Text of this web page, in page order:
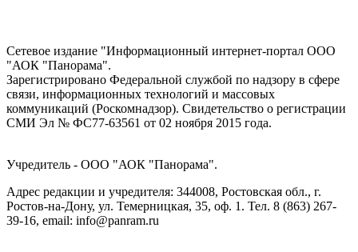
Сетевое издание "Информационный интернет-портал ООО
"АОК "Панорама".
Зарегистрировано Федеральной службой по надзору в сфере
связи, информационных технологий и массовых
коммуникаций (Роскомнадзор). Cвидетельство о регистрации
СМИ Эл № ФС77-63561 от 02 ноября 2015 года.
Учредитель - ООО "АОК "Панорама".
Адрес редакции и учредителя: 344008, Ростовская обл., г.
Ростов-на-Дону, ул. Темерницкая, 35, оф. 1. Тел. 8 (863) 267-
39-16, email: info@panram.ru